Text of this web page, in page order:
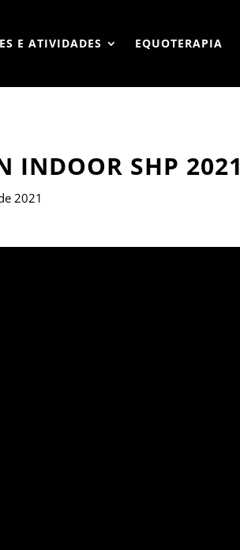
E ATIVIDADES EQUOTERAPIA
INDOOR SHP 2021
2021